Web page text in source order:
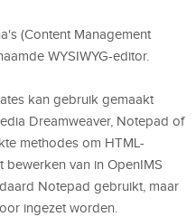
(Content Management
WYSIWYG-editor.
kan gebruik gemaakt
Dreamweaver, Notepad of
methodes om HTML-
bewerken van in OpenIMS
Notepad gebruikt, maar
ingezet worden.